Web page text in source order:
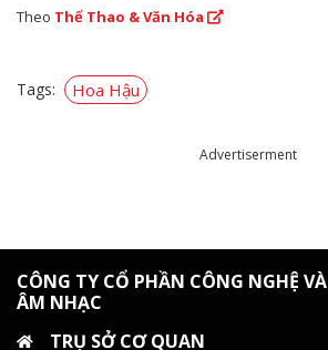
Theo Thể Thao & Văn Hóa
Tags: Hoa Hậu
Advertiserment
CÔNG TY CỔ PHẦN CÔNG NGHỆ
ÂM NHẠC
TRỤ SỞ CƠ QUAN